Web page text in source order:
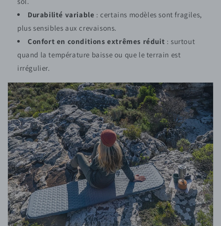
Durabilité variable : certains modèles sont fragiles,
plus sensibles aux crevaisons.
Confort en conditions extrêmes réduit : surtout
quand la température baisse ou que le terrain est
irrégulier.